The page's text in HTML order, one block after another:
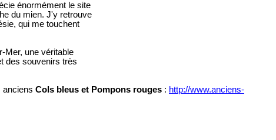
énormément le site
du mien. J'y retrouve
qui me touchent
Mer, une véritable
des souvenirs très
anciens Cols bleus et Pompons rouges : http://www.anciens-